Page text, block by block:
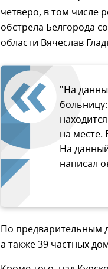
четверо, в том числе
обстрела Белгорода
области Вячеслав
"На
на месте.
На
написал
По предварительным
а также 39 частных